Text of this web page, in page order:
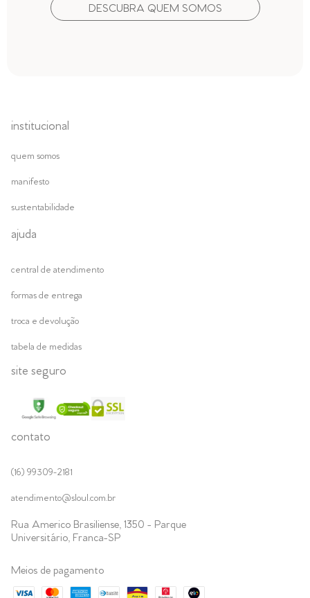
DESCUBRA QUEM SOMOS
institucional
quem somos
manifesto
sustentabilidade
ajuda
central de atendimento
formas de entrega
troca e devolução
tabela de medidas
site seguro
contato
(16) 99309-2181
atendimento@sloul.com.br
Rua Americo Brasiliense, 1350 - Parque
Universitário, Franca-SP
Meios de pagamento